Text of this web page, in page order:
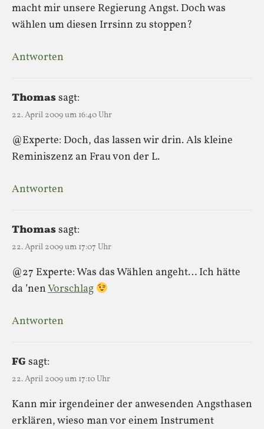
macht mir unsere Regierung Angst. Doch was
wählen um diesen Irrsinn zu stoppen?
Antworten
Thomassagt:
22. April 2009 um 16:40 Uhr
@Experte: Doch, das lassen wir drin. Als kleine
Reminiszenz an Frau von der L.
Antworten
Thomassagt:
22. April 2009 um 17:07 Uhr
@27 Experte: Was das Wählen angeht… Ich hätte
da ’nenVorschlag
Antworten
FG sagt:
22. April 2009 um 17:10 Uhr
Kann mir irgendeiner der anwesenden Angsthasen
erklären, wieso man vor einem Instrument